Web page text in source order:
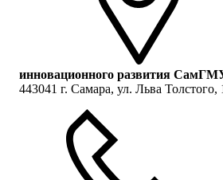
инновационного развития
443041 г. Самара, ул. Льва Толстого,